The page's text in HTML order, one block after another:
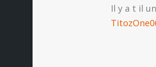
Il y a t il